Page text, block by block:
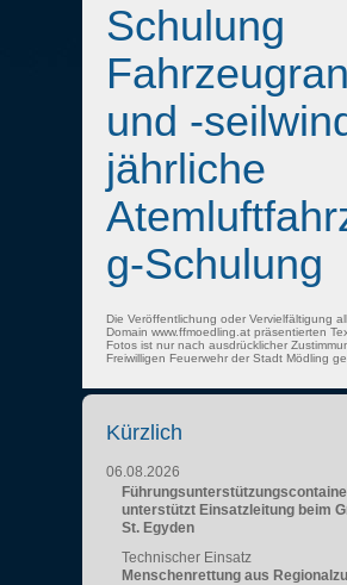
Schulung
Fahrzeugran
und -
jährliche
g-Schulung
Die Veröffentlichung oder Vervielfältigung
Domain www.ffmoedling.at präsentierten
Fotos ist nur nach ausdrücklicher
Freiwilligen Feuerwehr der Stadt Mödling
Kürzlich
06.08.2026
unterstützt Einsatzleitung beim
St. Egyden
Technischer Einsatz
Menschenrettung aus